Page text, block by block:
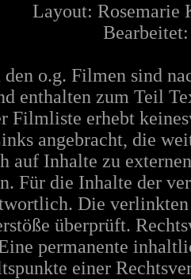
Layout: Rosemarie
o.g. Filmen sind
enthalten zum Teil
Filmliste erhebt
angebracht, die
auf Inhalte zu
Für die Inhalte der
Die
überprüft.
permanente
einer